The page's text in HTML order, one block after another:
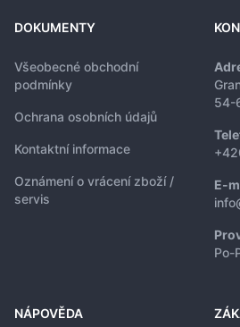
DOKUMENTY
Všeobecné obchodní
podmínky
Ochrana osobních údajů
Kontaktní informace
Oznámení o vrácení zboží /
servis
54-
E-
Po-
NÁPOVĚDA